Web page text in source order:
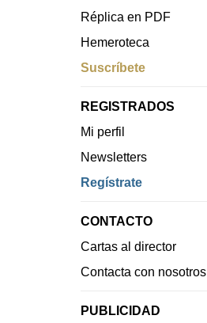
Réplica en PDF
Hemeroteca
Suscríbete
REGISTRADOS
Mi perfil
Newsletters
Regístrate
CONTACTO
Cartas al director
Contacta con nosotros
PUBLICIDAD